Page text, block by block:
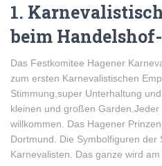
1.
beim
Das Festkomitee Hagener
zum ersten Karnevalistischen
Stimmung,super Unterhaltung
kleinen und großen Garden.Jeder
willkommen. Das Hagener
Dortmund. Die Symbolfiguren der
Karnevalisten. Das ganze wird am